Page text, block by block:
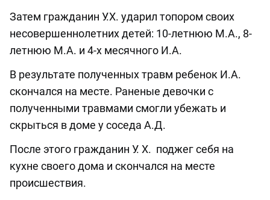
Затем гражданин У.Х. ударил топором своих
несовершеннолетних детей: 10-летнюю М.А., 8-
летнюю М.А. и 4-х месячного И.А.
В результате полученных травм ребенок И.А.
скончался на месте. Раненые девочки с
полученными травмами смогли убежать и
скрыться в доме у соседа А.Д.
После этого гражданин У. Х. поджег себя на
кухне своего дома и скончался на месте
происшествия.